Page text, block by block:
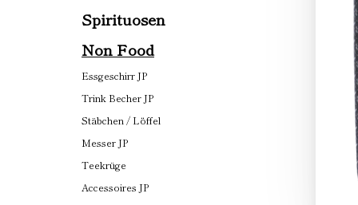
Spirituosen
Non Food
Essgeschirr JP
Trink Becher JP
Stäbchen / Löffel
Messer JP
Teekrüge
Accessoires JP